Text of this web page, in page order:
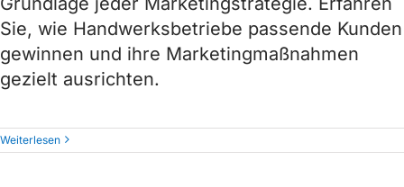
Sie, wie Handwerksbetriebe passende Kunden
gewinnen und ihre Marketingmaßnahmen
gezielt ausrichten.
Weiterlesen